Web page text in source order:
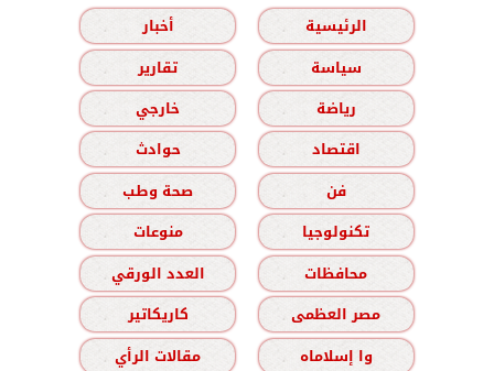
الرئيسية
أخبار
سياسة
تقارير
رياضة
خارجي
اقتصاد
حوادث
فن
صحة وطب
تكنولوجيا
منوعات
محافظات
العدد الورقي
مصر العظمى
كاريكاتير
وا إسلاماه
مقالات الرأي